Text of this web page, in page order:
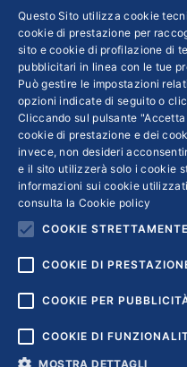
l’obiettivo di
sostenibile e
collaborazione con
Veronesi, inoltre, è
promuovere la
uomini
← 1 … 12
Questo Sito utilizza cookie
cookie di prestazione per
sito e cookie di profilazione di
pubblicitari in linea con le tue
Può gestire le impostazioni
opzioni indicate di seguito o
Cliccando sul pulsante
cookie di prestazione e dei
invece, non desideri
e il sito utilizzerà solo i cookie
informazioni sui cookie
consulta la Cookie policy
COOKIE
COOKIE DI
COOKIE PER
COOKIE DI
MOSTRA DETTAGLI